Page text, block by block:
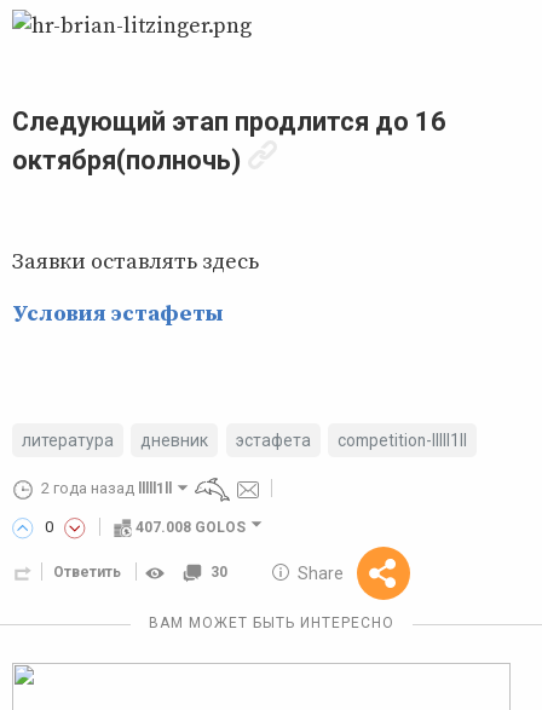
Следующий этап продлится до 16
октября(полночь)
Заявки оставлять здесь
Условия эстафеты
литература дневник эстафета competition-lllll1ll
2 года назад lllll1ll
0 407.008 GOLOS
Ответить 30 Share
Reward
10 GOLOS
ВАМ МОЖЕТ БЫТЬ ИНТЕРЕСНО